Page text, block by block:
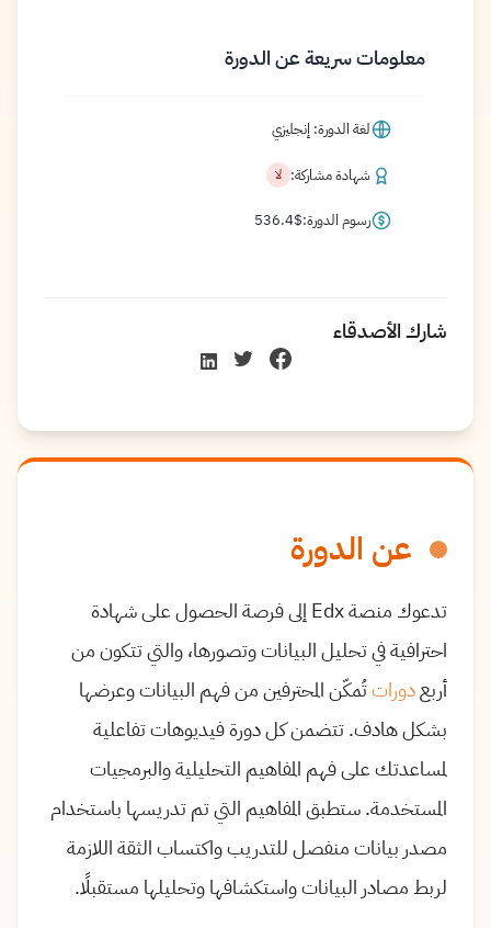
عن الدورة
تدعوك منصة Edx إلى فرصة الحصول على شهادة
احترافية في تحليل البيانات وتصورها، والتي تتكون من
أربعدوراتتُمكّن المحترفين من فهم البيانات وعرضها
بشكل هادف. تتضمن كل دورة فيديوهات تفاعلية
لمساعدتك على فهم المفاهيم التحليلية والبرمجيات
المستخدمة. ستطبق المفاهيم التي تم تدريسها باستخدام
مصدر بيانات منفصل للتدريب واكتساب الثقة اللازمة
لربط مصادر البيانات واستكشافها وتحليلها مستقبلًا.
معلومات سريعة عن الدورة
لغة الدورة: إنجليزي
شهادة مشاركة: لا
رسوم الدورة: 536.4$
شارك الأصدقاء